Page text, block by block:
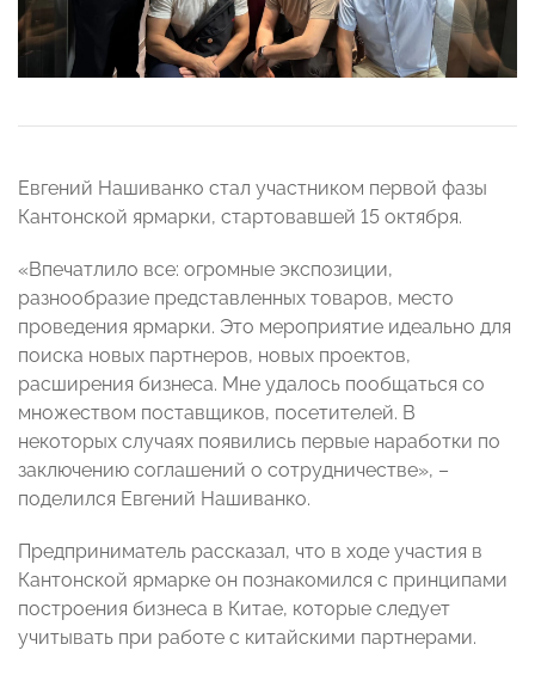
Евгений Нашиванко стал участником первой фазы
Кантонской ярмарки, стартовавшей 15 октября.
«Впечатлило все: огромные экспозиции,
разнообразие представленных товаров, место
проведения ярмарки. Это мероприятие идеально для
поиска новых партнеров, новых проектов,
расширения бизнеса. Мне удалось пообщаться со
множеством поставщиков, посетителей. В
некоторых случаях появились первые наработки по
заключению соглашений о сотрудничестве», –
поделился Евгений Нашиванко.
Предприниматель рассказал, что в ходе участия в
Кантонской ярмарке он познакомился с принципами
построения бизнеса в Китае, которые следует
учитывать при работе с китайскими партнерами.